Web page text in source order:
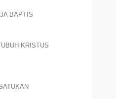
BAPTIS
KRISTUS